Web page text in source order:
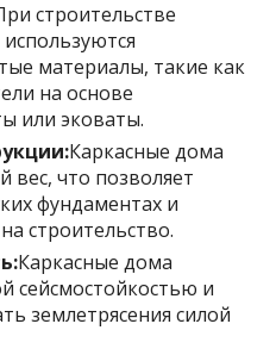
строительстве
материалы, такие как
на основе
или эковаты.
Каркасные дома
что позволяет
фундаментах и
строительство.
Каркасные дома
сейсмостойкостью и
землетрясения силой